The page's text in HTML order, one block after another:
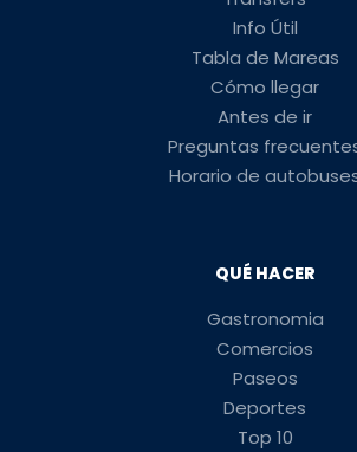
Info Útil
Tabla de Mareas
Cómo llegar
Antes de ir
Preguntas
Horario de
QUÉ HACER
Gastronomia
Comercios
Paseos
Deportes
Top 10